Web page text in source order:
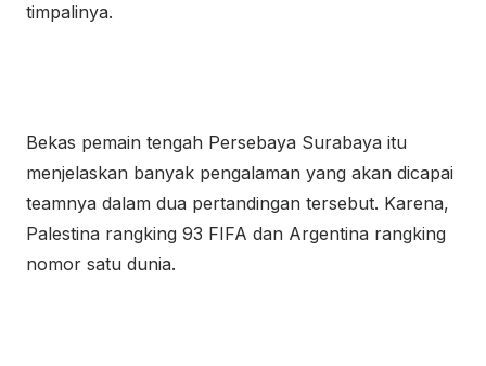
timpalinya.
Bekas pemain tengah Persebaya Surabaya itu
menjelaskan banyak pengalaman yang akan dicapai
teamnya dalam dua pertandingan tersebut. Karena,
Palestina rangking 93 FIFA dan Argentina rangking
nomor satu dunia.